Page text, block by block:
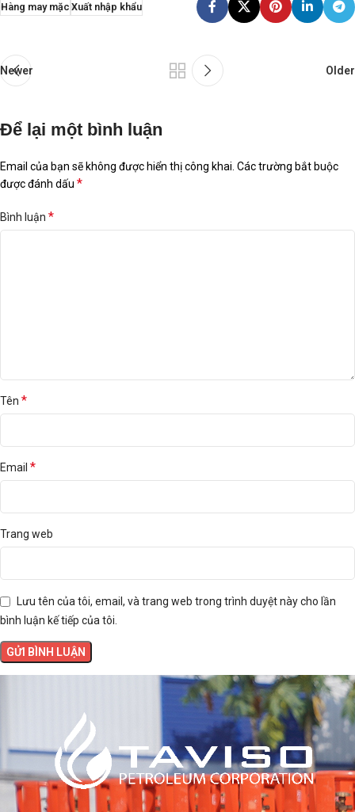
Hàng may mặc Xuất nhập khẩu
Newer Older
Để lại một bình luận
Email của bạn sẽ không được hiển thị công khai. Các trường bắt buộc
được đánh dấu *
Bình luận *
Tên *
Email *
Trang web
Lưu tên của tôi, email, và trang web trong trình duyệt này cho lần
bình luận kế tiếp của tôi.